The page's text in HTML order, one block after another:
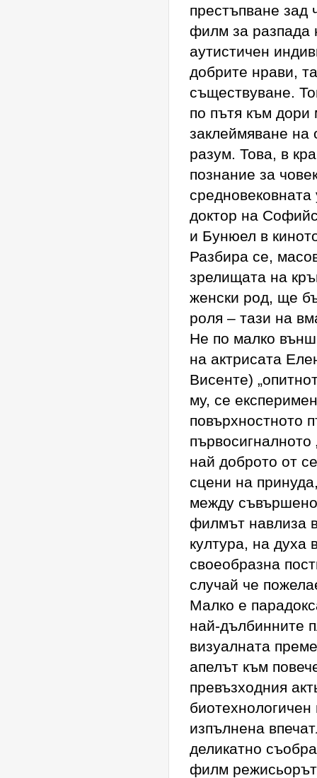
престъпване зад
филм за разпада
аутистичен
добрите нрави,
съществуване.
по пътя към дори
заклеймяване на
разум. Това, в
познание за
средновековната
доктор на
и Бунюел в
Разбира се,
зрелищата на
женски род, ще
роля – тази на
Не по малко
на актрисата
Висенте)
му, се
повърхностното
първосигналното
най доброто от
сцени на
между
филмът навлиза
култура, на
своеобразна
случай че
Малко е
най-дълбинните
визуалната
апелът към
превъзходния
биотехнологичен
изпълнена
деликатно
филм